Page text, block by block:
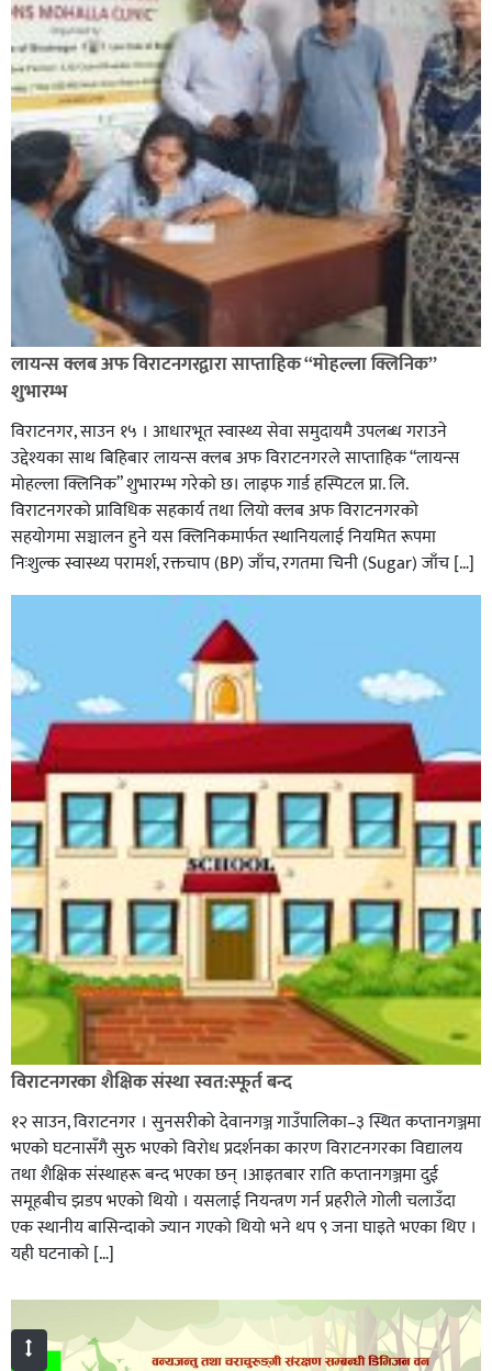
लायन्स क्लब अफ विराटनगरद्वारा साप्ताहिक “मोहल्ला क्लिनिक”
शुभारम्भ
विराटनगर, साउन १५ । आधारभूत स्वास्थ्य सेवा समुदायमै उपलब्ध गराउने
उद्देश्यका साथ बिहिबार लायन्स क्लब अफ विराटनगरले साप्ताहिक “लायन्स
मोहल्ला क्लिनिक” शुभारम्भ गरेकाे छ। लाइफ गार्ड हस्पिटल प्रा. लि.
विराटनगरको प्राविधिक सहकार्य तथा लियो क्लब अफ विराटनगरको
सहयोगमा सञ्चालन हुने यस क्लिनिकमार्फत स्थानियलाई नियमित रूपमा
निःशुल्क स्वास्थ्य परामर्श, रक्तचाप (BP) जाँच, रगतमा चिनी (Sugar) जाँच […]
विराटनगरका शैक्षिक संस्था स्वत:स्फूर्त बन्द
१२ साउन, विराटनगर । सुनसरीको देवानगञ्ज गाउँपालिका–३ स्थित कप्तानगञ्जमा
भएको घटनासँगै सुरु भएको विरोध प्रदर्शनका कारण विराटनगरका विद्यालय
तथा शैक्षिक संस्थाहरू बन्द भएका छन् ।आइतबार राति कप्तानगञ्जमा दुई
समूहबीच झडप भएको थियो । यसलाई नियन्त्रण गर्न प्रहरीले गोली चलाउँदा
एक स्थानीय बासिन्दाको ज्यान गएको थियो भने थप ९ जना घाइते भएका थिए ।
यही घटनाको […]